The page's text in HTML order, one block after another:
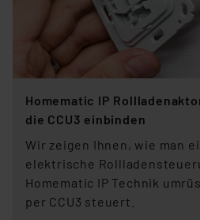
Homematic IP
die CCU3 einbinden
Wir zeigen Ihnen, wie man
elektrische
Homematic IP Technik
per CCU3 steuert.